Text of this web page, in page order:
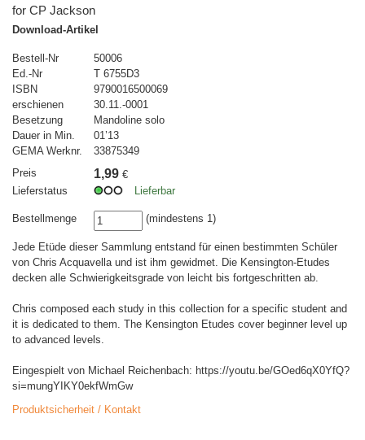
for CP Jackson
Download-Artikel
Bestell-Nr
50006
Ed.-Nr
T 6755D3
ISBN
9790016500069
erschienen
30.11.-0001
Besetzung
Mandoline solo
Dauer in Min.
01’13
GEMA Werknr.
33875349
Preis
1,99 €
Lieferstatus
Lieferbar
Bestellmenge (mindestens 1)
Jede Etüde dieser Sammlung entstand für einen bestimmten Schüler
von Chris Acquavella und ist ihm gewidmet. Die Kensington-Etudes
decken alle Schwierigkeitsgrade von leicht bis fortgeschritten ab.
Chris composed each study in this collection for a specific student and
it is dedicated to them. The Kensington Etudes cover beginner level up
to advanced levels.
Eingespielt von Michael Reichenbach: https://youtu.be/GOed6qX0YfQ?
si=mungYIKY0ekfWmGw
Produktsicherheit / Kontakt